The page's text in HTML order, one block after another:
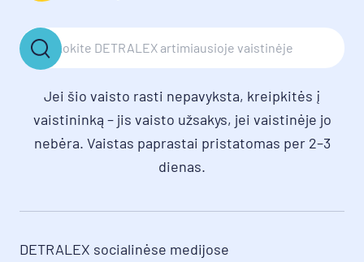
Jei šio vaisto rasti nepavyksta, kreipkitės į
vaistininką – jis vaisto užsakys, jei vaistinėje jo
nebėra. Vaistas paprastai pristatomas per 2–3
dienas.
DETRALEX socialinėse medijose